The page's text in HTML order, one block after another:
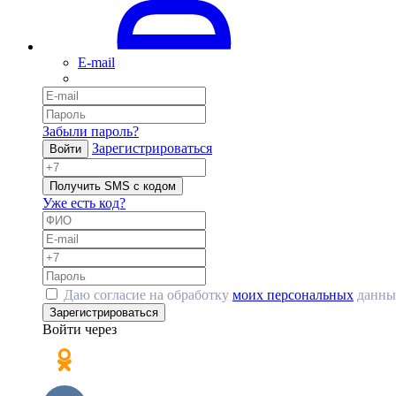
E-mail
Забыли пароль?
Войти Зарегистрироваться
Получить SMS с кодом
Уже есть код?
Даю согласие на обработку моих персональных
Зарегистрироваться
Войти через